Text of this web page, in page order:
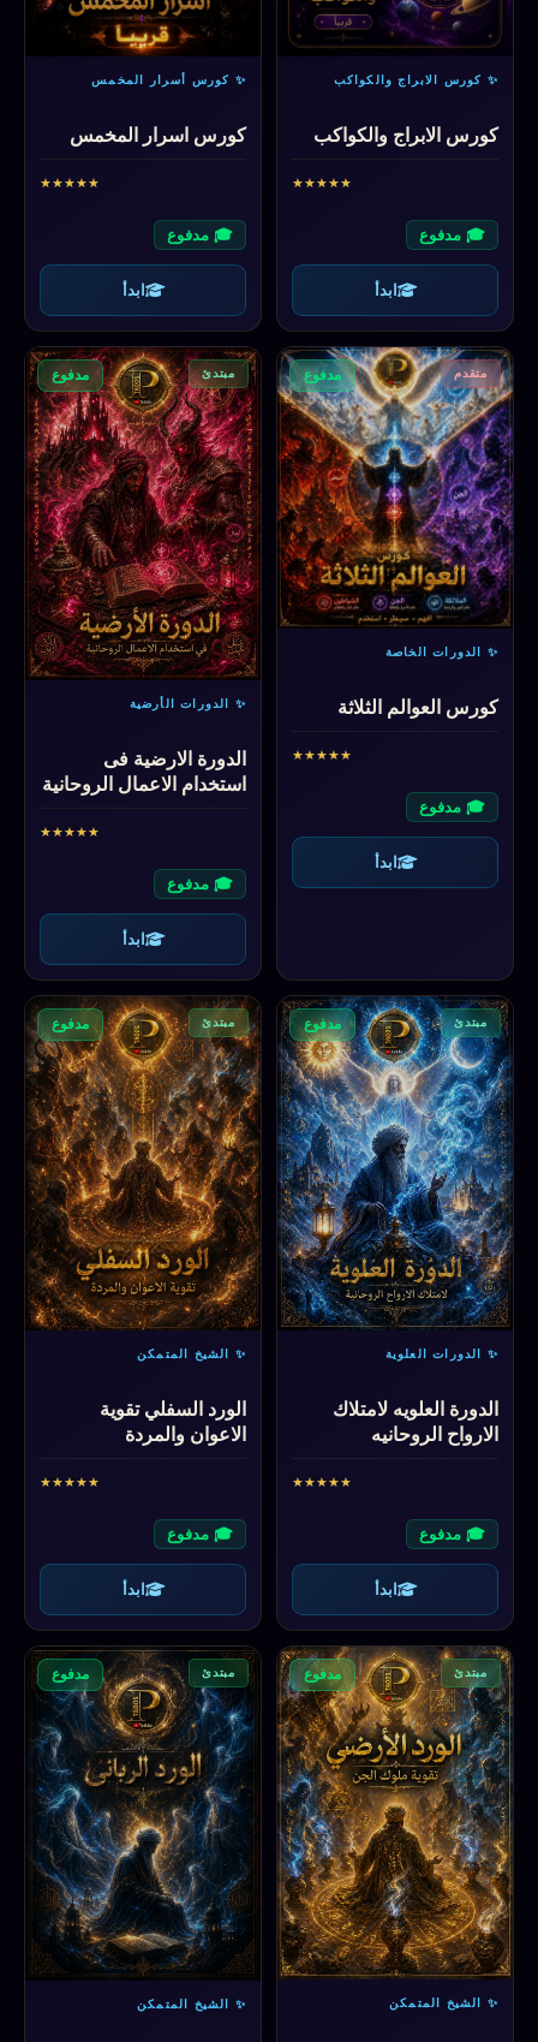
✨ كورس الابراج والكواكب
كورس الابراج والكواكب
★
★
★
★
★
🎓 مدفوع
ابدأ
✨ كورس أسرار المخمس
كورس اسرار المخمس
★
★
★
★
★
🎓 مدفوع
ابدأ
متقدم مدفوع
✨ الدورات الخاصة
كورس العوالم الثلاثة
★
★
★
★
★
🎓 مدفوع
ابدأ
مبتدئ مدفوع
✨ الدورات الأرضية
الدورة الارضية فى
استخدام الاعمال الروحانية
★
★
★
★
★
🎓 مدفوع
ابدأ
مبتدئ مدفوع
✨ الدورات العلوية
الدورة العلويه لامتلاك
الارواح الروحانيه
★
★
★
★
★
🎓 مدفوع
ابدأ
مبتدئ مدفوع
✨ الشيخ المتمكن
الورد السفلي تقوية
الاعوان والمردة
★
★
★
★
★
🎓 مدفوع
ابدأ
مبتدئ مدفوع
✨ الشيخ المتمكن
مبتدئ مدفوع
✨ الشيخ المتمكن